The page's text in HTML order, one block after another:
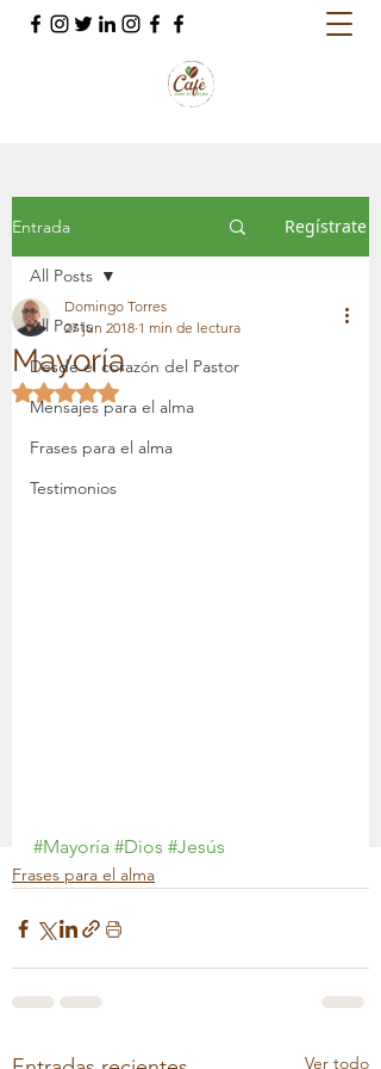
Entrada Regístrate
All Posts
Desde el corazón del Pastor
Mensajes para el alma
Frases para el alma
Testimonios
All Posts
Mayoría
Domingo Torres
27 jun 2018 1 min de lectura
Obtuvo NaN de 5 estrellas.
#Mayoría #Dios #Jesús
Frases para el alma
Ver todo